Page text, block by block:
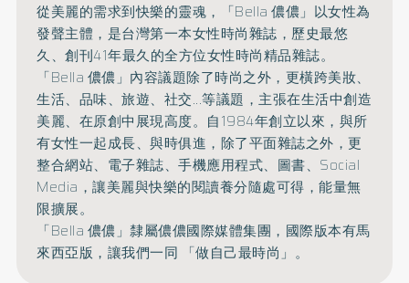
從美麗的需求到快樂的靈魂，「Bella 儂儂」以女性為
發聲主體，是台灣第一本女性時尚雜誌，歷史最悠
久、創刊41年最久的全方位女性時尚精品雜誌。
「Bella 儂儂」內容議題除了時尚之外，更橫跨美妝、
生活、品味、旅遊、 社交...等議題，主張在生活中創造
美麗、在原創中展現高度。 自1984年創立以來，與所
有女性一起成長、與時俱進， 除了平面雜誌之外，更
整合網站、電子雜誌、手機應用程式、圖書、 Social
Media，讓美麗與快樂的閱讀養分隨處可得，能量無
限擴展。
「Bella 儂儂」隸屬儂儂國際媒體集團，國際版本有馬
來西亞版，讓我們一同 「做自己最時尚」。